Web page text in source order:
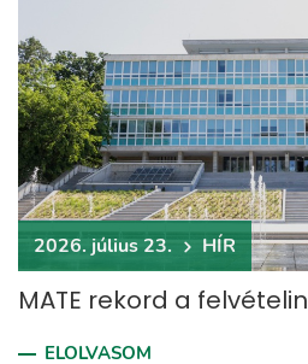
2026. július 23. HÍR
MATE rekord a felvételin
ELOLVASOM